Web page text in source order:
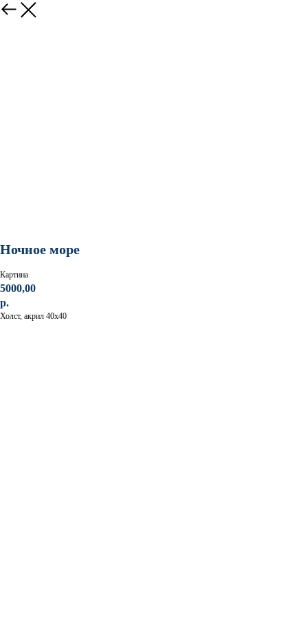
Ночное море
Картина
5000,00
р.
Холст, акрил 40х40